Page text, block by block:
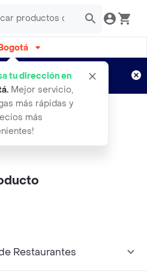
tu dirección en
. Mejor servicio,
más rápidas y
más
semanas
Aplican TyC
Restaurantes